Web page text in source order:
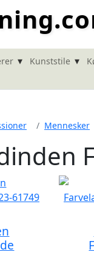
▾ Kunststile ▾
Mennesker